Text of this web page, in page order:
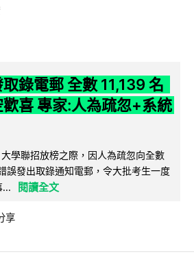
錄電郵 全數 11,139 名
喜 專家:人為疏忽+系統
學聯招放榜之際，因人為疏忽向全數
誤發出取錄通知電郵，令大批考生一度
...
閱讀全文
享